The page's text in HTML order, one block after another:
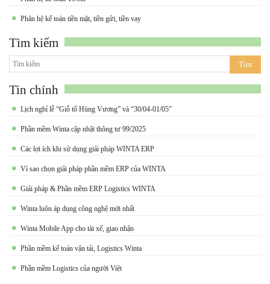
Phân hệ kế toán tiền mặt, tiền gửi, tiền vay
Tìm kiếm
Tin chính
Lịch nghỉ lễ “Giỗ tổ Hùng Vương” và “30/04-01/05”
Phần mềm Winta cập nhật thông tư 99/2025
Các lợi ích khi sử dụng giải pháp WINTA ERP
Vì sao chọn giải pháp phần mềm ERP của WINTA
Giải pháp & Phần mềm ERP Logistics WINTA
Winta luôn áp dụng công nghệ mới nhất
Winta Mobile App cho tài xế, giao nhận
Phần mềm kế toán vận tải, Logistics Winta
Phần mềm Logistics của người Việt